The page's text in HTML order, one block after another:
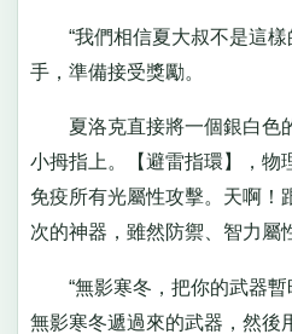
“我們相信夏大叔不是這樣
手，準備接受獎勵。
夏洛克直接將一個銀白色
小拇指上。【避雷指環】，物
免疫所有光屬性攻擊。天啊！
次的神器，雖然防禦、智力屬
“無影寒冬，把你的武器暫
無影寒冬遞過來的武器，然後